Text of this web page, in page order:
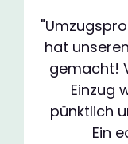
hat
gemacht!
Einzug
pünktlich
Ein